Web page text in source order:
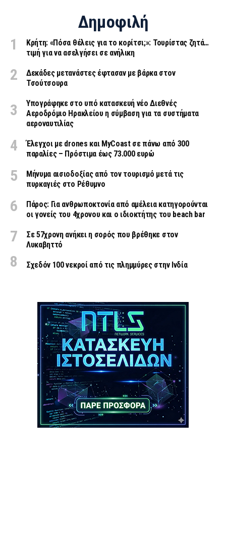
Δημοφιλή
Κρήτη: «Πόσα θέλεις για το κορίτσι;»: Τουρίστας ζητά…
τιμή για να ασελγήσει σε ανήλικη
Δεκάδες μετανάστες έφτασαν με βάρκα στον
Τσούτσουρα
Υπογράφηκε στο υπό κατασκευή νέο Διεθνές
Αεροδρόμιο Ηρακλείου η σύμβαση για τα συστήματα
αεροναυτιλίας
Έλεγχοι με drones και MyCoast σε πάνω από 300
παραλίες – Πρόστιμα έως 73.000 ευρώ
Μήνυμα αισιοδοξίας από τον τουρισμό μετά τις
πυρκαγιές στο Ρέθυμνο
Πάρος: Για ανθρωποκτονία από αμέλεια κατηγορούνται
οι γονείς του 4χρονου και ο ιδιοκτήτης του beach bar
Σε 57χρονη ανήκει η σορός που βρέθηκε στον
Λυκαβηττό
Σχεδόν 100 νεκροί από τις πλημμύρες στην Ινδία